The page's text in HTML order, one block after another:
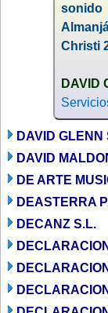
Christi
DAVID
DAVID GLENN
DAVID
DE ARTE
DEASTERRA
DECANZ S.L.